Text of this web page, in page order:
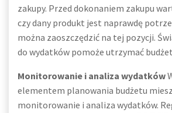
zakupy. Przed dokonaniem zakupu
czy dany produkt jest naprawdę
można zaoszczędzić na tej pozycji.
do wydatków pomoże utrzymać
Monitorowanie i analiza wydatków
elementem planowania budżetu
monitorowanie i analiza wydatków.